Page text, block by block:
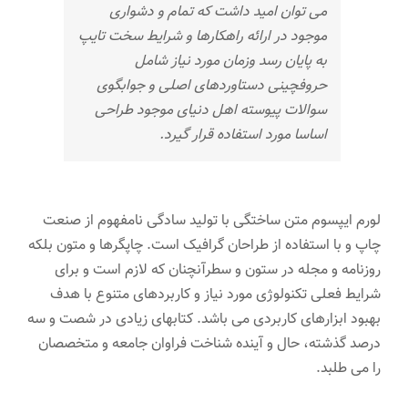
می توان امید داشت که تمام و دشواری
موجود در ارائه راهکارها و شرایط سخت تایپ
به پایان رسد وزمان مورد نیاز شامل
حروفچینی دستاوردهای اصلی و جوابگوی
سوالات پیوسته اهل دنیای موجود طراحی
اساسا مورد استفاده قرار گیرد.
لورم ایپسوم متن ساختگی با تولید سادگی نامفهوم از صنعت
چاپ و با استفاده از طراحان گرافیک است. چاپگرها و متون بلکه
روزنامه و مجله در ستون و سطرآنچنان که لازم است و برای
شرایط فعلی تکنولوژی مورد نیاز و کاربردهای متنوع با هدف
بهبود ابزارهای کاربردی می باشد. کتابهای زیادی در شصت و سه
درصد گذشته، حال و آینده شناخت فراوان جامعه و متخصصان
را می طلبد.